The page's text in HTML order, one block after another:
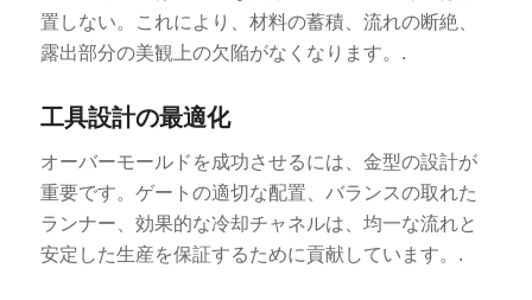
置しない。これにより、材料の蓄積、流れの断絶、
露出部分の美観上の欠陥がなくなります。.
工具設計の最適化
オーバーモールドを成功させるには、金型の設計が
重要です。ゲートの適切な配置、バランスの取れた
ランナー、効果的な冷却チャネルは、均一な流れと
安定した生産を保証するために貢献しています。.
EL
SV
HU
ES_MX